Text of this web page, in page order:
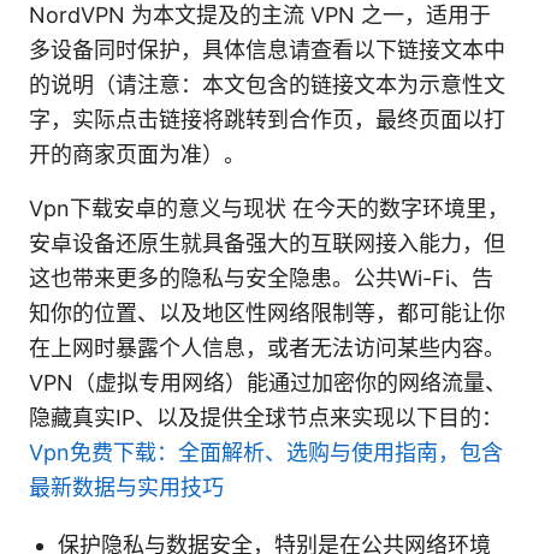
NordVPN 为本文提及的主流 VPN 之一，适用于
多设备同时保护，具体信息请查看以下链接文本中
的说明（请注意：本文包含的链接文本为示意性文
字，实际点击链接将跳转到合作页，最终页面以打
开的商家页面为准）。
Vpn下载安卓的意义与现状 在今天的数字环境里，
安卓设备还原生就具备强大的互联网接入能力，但
这也带来更多的隐私与安全隐患。公共Wi-Fi、告
知你的位置、以及地区性网络限制等，都可能让你
在上网时暴露个人信息，或者无法访问某些内容。
VPN（虚拟专用网络）能通过加密你的网络流量、
隐藏真实IP、以及提供全球节点来实现以下目的：
Vpn免费下载：全面解析、选购与使用指南，包含
最新数据与实用技巧
保护隐私与数据安全，特别是在公共网络环境